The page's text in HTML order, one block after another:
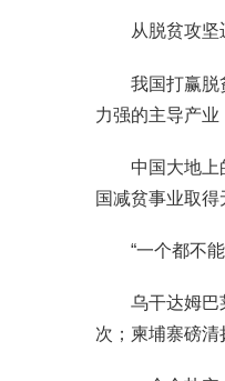
从脱贫攻坚迈
我国打赢脱贫
力强的主导产
中国大地上的
国减贫事业取
“一个都不能
乌干达姆巴莱
次；柬埔寨磅